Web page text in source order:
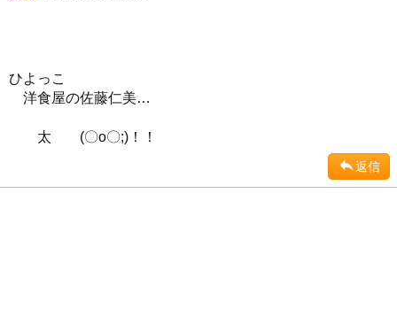
ひよっこ
洋食屋の佐藤仁美…
太 (〇o〇;)！！
返信